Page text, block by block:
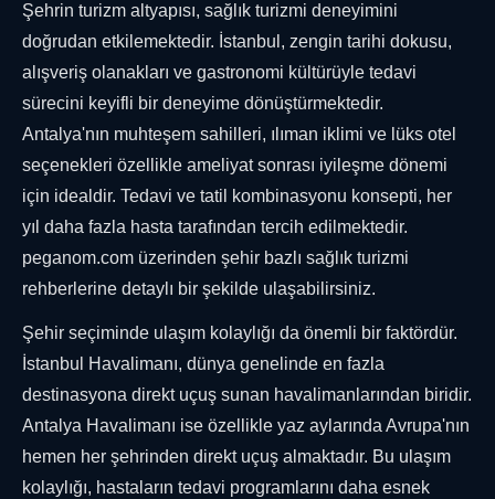
Şehrin turizm altyapısı, sağlık turizmi deneyimini
doğrudan etkilemektedir. İstanbul, zengin tarihi dokusu,
alışveriş olanakları ve gastronomi kültürüyle tedavi
sürecini keyifli bir deneyime dönüştürmektedir.
Antalya'nın muhteşem sahilleri, ılıman iklimi ve lüks otel
seçenekleri özellikle ameliyat sonrası iyileşme dönemi
için idealdir. Tedavi ve tatil kombinasyonu konsepti, her
yıl daha fazla hasta tarafından tercih edilmektedir.
peganom.com üzerinden şehir bazlı sağlık turizmi
rehberlerine detaylı bir şekilde ulaşabilirsiniz.
Şehir seçiminde ulaşım kolaylığı da önemli bir faktördür.
İstanbul Havalimanı, dünya genelinde en fazla
destinasyona direkt uçuş sunan havalimanlarından biridir.
Antalya Havalimanı ise özellikle yaz aylarında Avrupa'nın
hemen her şehrinden direkt uçuş almaktadır. Bu ulaşım
kolaylığı, hastaların tedavi programlarını daha esnek